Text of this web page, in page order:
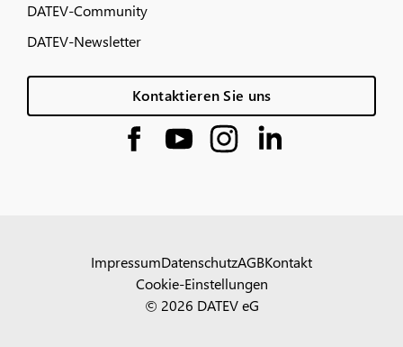
DATEV-Community
DATEV-Newsletter
Kontaktieren Sie uns
© 2026 DATEV eG
ImpressumDatenschutzAGBKontakt
Cookie-Einstellungen